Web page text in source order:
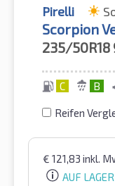
Pirelli
Scorpion
235/50R18
C B
Reifen
€ 121,83 inkl.
AUF LAGER